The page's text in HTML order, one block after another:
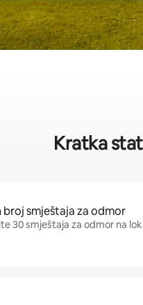
Kratka
broj smještaja za odmor
30 smještaja za odmor na